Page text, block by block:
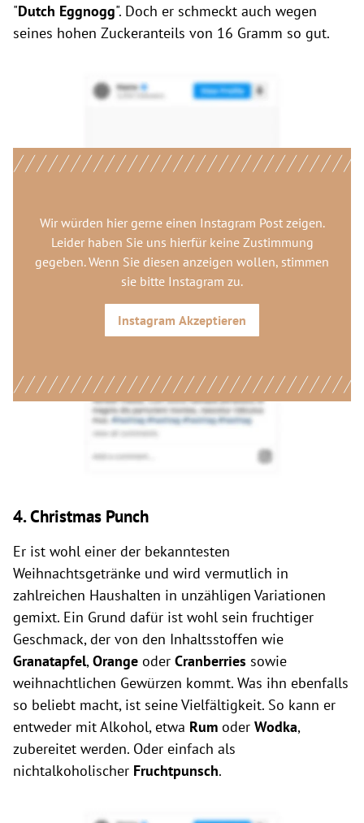
"Dutch Eggnogg". Doch er schmeckt auch wegen
seines hohen Zuckeranteils von 16 Gramm so gut.
Wir würden hier gerne einen Instagram Postzeigen.
Leider haben Sie uns hierfür keine Zustimmung
gegeben. Wenn Sie diesen anzeigen wollen, stimmen
sie bitte Instagram zu.
Instagram Akzeptieren
4. Christmas Punch
Er ist wohl einer der bekanntesten
Weihnachtsgetränke und wird vermutlich in
zahlreichen Haushalten in unzähligen Variationen
gemixt. Ein Grund dafür ist wohl sein fruchtiger
Geschmack, der von den Inhaltsstoffen wie
Granatapfel,Orange oder Cranberries sowie
weihnachtlichen Gewürzen kommt. Was ihn ebenfalls
so beliebt macht, ist seine Vielfältigkeit. So kann er
entweder mit Alkohol, etwa Rum oder Wodka,
zubereitet werden. Oder einfach als
nichtalkoholischer Fruchtpunsch.